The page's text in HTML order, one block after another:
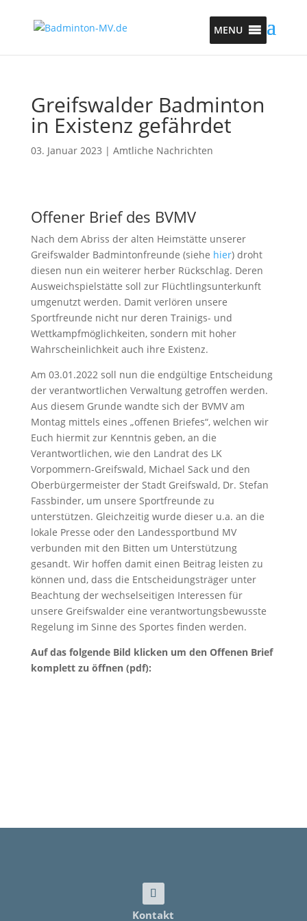
MENU
Greifswalder Badminton
in Existenz gefährdet
03. Januar 2023 | Amtliche Nachrichten
Offener Brief des BVMV
Nach dem Abriss der alten Heimstätte unserer
Greifswalder Badmintonfreunde (siehe hier) droht
diesen nun ein weiterer herber Rückschlag. Deren
Ausweichspielstätte soll zur Flüchtlingsunterkunft
umgenutzt werden. Damit verlören unsere
Sportfreunde nicht nur deren Trainigs- und
Wettkampfmöglichkeiten, sondern mit hoher
Wahrscheinlichkeit auch ihre Existenz.
Am 03.01.2022 soll nun die endgültige Entscheidung
der verantwortlichen Verwaltung getroffen werden.
Aus diesem Grunde wandte sich der BVMV am
Montag mittels eines „offenen Briefes“, welchen wir
Euch hiermit zur Kenntnis geben, an die
Verantwortlichen, wie den Landrat des LK
Vorpommern-Greifswald, Michael Sack und den
Oberbürgermeister der Stadt Greifswald, Dr. Stefan
Fassbinder, um unsere Sportfreunde zu
unterstützen. Gleichzeitig wurde dieser u.a. an die
lokale Presse oder den Landessportbund MV
verbunden mit den Bitten um Unterstützung
gesandt. Wir hoffen damit einen Beitrag leisten zu
können und, dass die Entscheidungsträger unter
Beachtung der wechselseitigen Interessen für
unsere Greifswalder eine verantwortungsbewusste
Regelung im Sinne des Sportes finden werden.
Auf das folgende Bild klicken um den Offenen Brief
komplett zu öffnen (pdf):
Kontakt